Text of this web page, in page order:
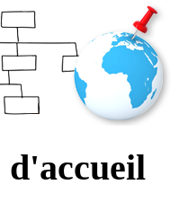
d'accueil